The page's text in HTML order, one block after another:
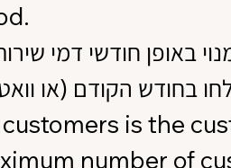
באופן חודשי דמי
is the
number of